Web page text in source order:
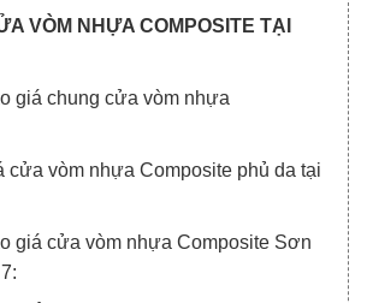
VÒM NHỰA COMPOSITE TẠI
giá chung cửa vòm nhựa
cửa vòm nhựa Composite phủ da tại
giá cửa vòm nhựa Composite Sơn